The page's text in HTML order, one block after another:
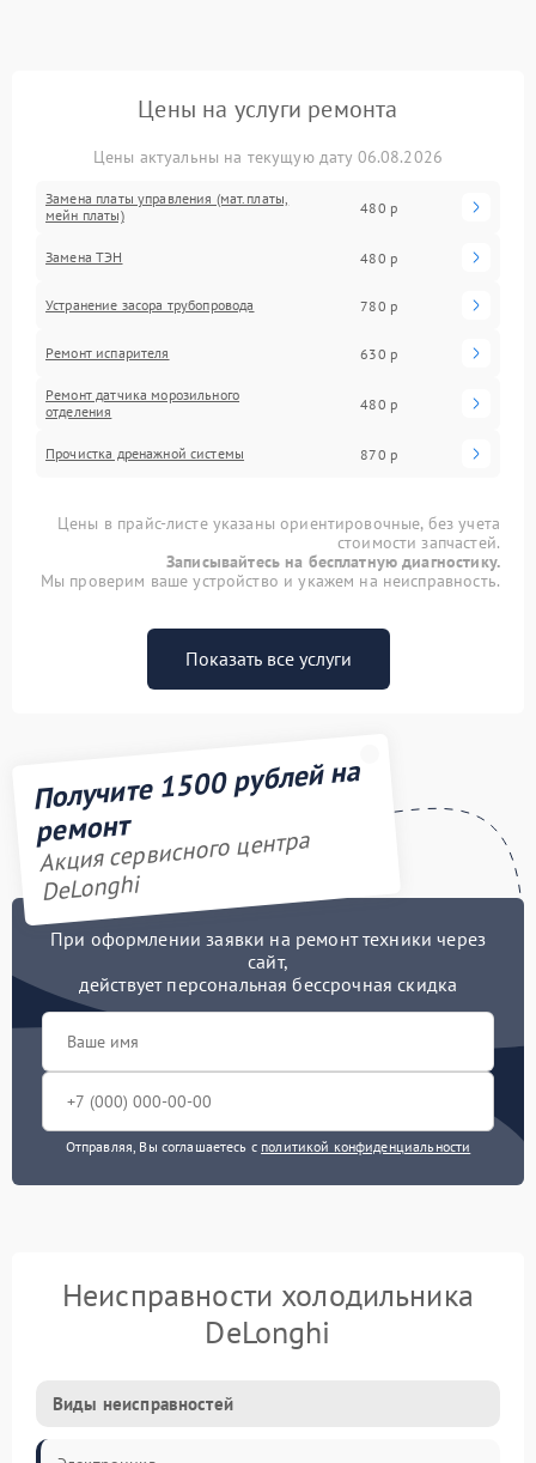
Цены на услуги ремонта
Цены актуальны на текущую дату 06.08.2026
Замена платы управления (мат.платы,
мейн платы)
480 р
Замена ТЭН 480 р
Устранение засора трубопровода 780 р
Ремонт испарителя 630 р
Ремонт датчика морозильного
отделения
480 р
Прочистка дренажной системы 870 р
Цены в прайс-листе указаны ориентировочные, без учета
стоимости запчастей.
Записывайтесь на бесплатную диагностику.
Мы проверим ваше устройство и укажем на неисправность.
Показать все услуги
Получите 1500 рублей на
ремонт
Акция сервисного центра
DeLonghi
При оформлении заявки на ремонт техники через
сайт,
действует персональная бессрочная скидка
Отправляя, Вы соглашаетесь с политикой конфиденциальности
Неисправности холодильника
DeLonghi
Виды неисправностей